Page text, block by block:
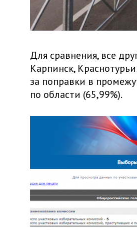
Для сравнения, все
Карпинск,
за поправки в
по области (65,99%).